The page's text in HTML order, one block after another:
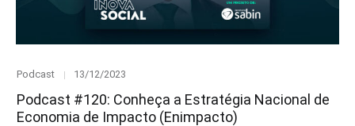
Category
Podcast
Posted
13/12/2023
Podcast #120: Conheça a Estratégia Nacional de
Economia de Impacto (Enimpacto)